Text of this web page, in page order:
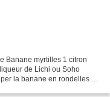
Banane myrtilles 1 citron
de Lichi ou Soho
la banane en rondelles et